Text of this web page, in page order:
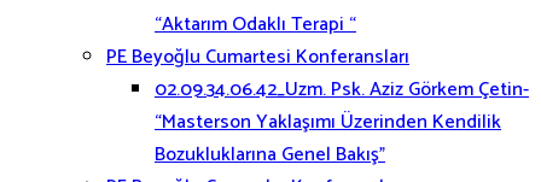
“Aktarım Odaklı Terapi “
PE Beyoğlu Cumartesi Konferansları
02.09.34.06.42_Uzm. Psk. Aziz Görkem Çetin-
“Masterson Yaklaşımı Üzerinden Kendilik
Bozukluklarına Genel Bakış”